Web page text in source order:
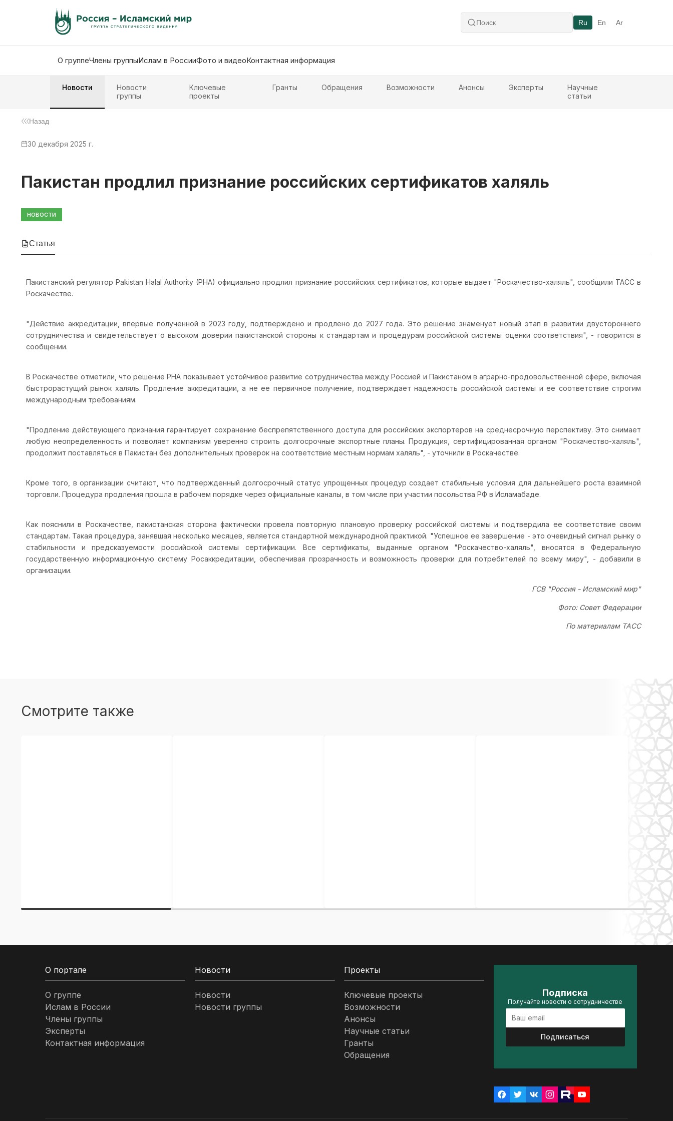
Ru En Ar
О группеЧлены группыИслам в РоссииФото и видеоКонтактная информация
Новости
Новости
группы
Ключевые
проекты
Гранты Обращения Возможности Анонсы Эксперты
Научные
статьи
Назад
30 декабря 2025 г.
Пакистан продлил признание российских сертификатов халяль
НОВОСТИ
Статья
Пакистанский регулятор Pakistan Halal Authority (PHA) официально продлил признание российских сертификатов, которые выдает "Роскачество-халяль", сообщили ТАСС в
Роскачестве.
"Действие аккредитации, впервые полученной в 2023 году, подтверждено и продлено до 2027 года. Это решение знаменует новый этап в развитии двустороннего
сотрудничества и свидетельствует о высоком доверии пакистанской стороны к стандартам и процедурам российской системы оценки соответствия", - говорится в
сообщении.
В Роскачестве отметили, что решение PHA показывает устойчивое развитие сотрудничества между Россией и Пакистаном в аграрно-продовольственной сфере, включая
быстрорастущий рынок халяль. Продление аккредитации, а не ее первичное получение, подтверждает надежность российской системы и ее соответствие строгим
международным требованиям.
"Продление действующего признания гарантирует сохранение беспрепятственного доступа для российских экспортеров на среднесрочную перспективу. Это снимает
любую неопределенность и позволяет компаниям уверенно строить долгосрочные экспортные планы. Продукция, сертифицированная органом "Роскачество-халяль",
продолжит поставляться в Пакистан без дополнительных проверок на соответствие местным нормам халяль", - уточнили в Роскачестве.
Кроме того, в организации считают, что подтвержденный долгосрочный статус упрощенных процедур создает стабильные условия для дальнейшего роста взаимной
торговли. Процедура продления прошла в рабочем порядке через официальные каналы, в том числе при участии посольства РФ в Исламабаде.
Как пояснили в Роскачестве, пакистанская сторона фактически провела повторную плановую проверку российской системы и подтвердила ее соответствие своим
стандартам. Такая процедура, занявшая несколько месяцев, является стандартной международной практикой. "Успешное ее завершение - это очевидный сигнал рынку о
стабильности и предсказуемости российской системы сертификации. Все сертификаты, выданные органом "Роскачество-халяль", вносятся в Федеральную
государственную информационную систему Росаккредитации, обеспечивая прозрачность и возможность проверки для потребителей по всему миру", - добавили в
организации.
ГСВ "Россия - Исламский мир"
Фото: Совет Федерации
По материалам ТАСС
Смотрите также
О портале
О группе
Ислам в России
Члены группы
Эксперты
Контактная информация
Новости
Новости
Новости группы
Проекты
Ключевые проекты
Возможности
Анонсы
Научные статьи
Гранты
Обращения
Подписка
Получайте новости о сотрудничестве
Подписаться